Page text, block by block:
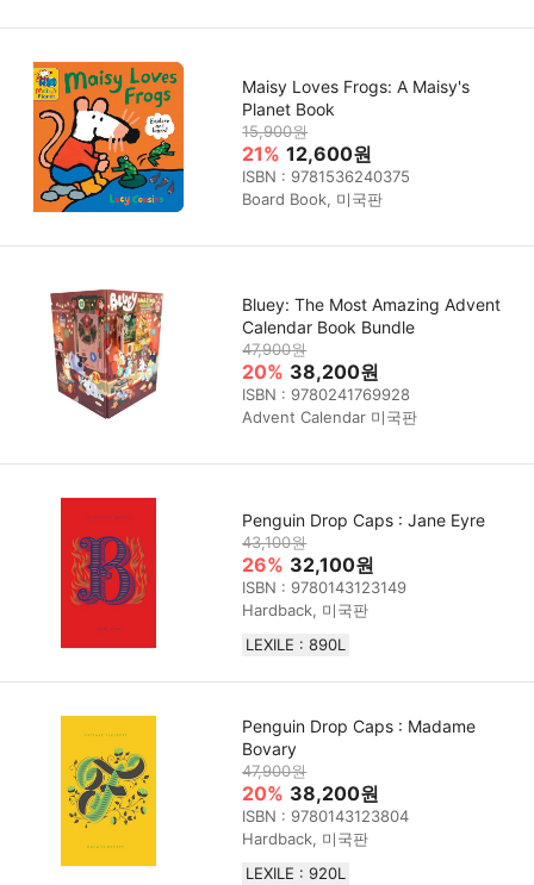
Maisy Loves Frogs: A Maisy's
Planet Book
15,900원
21% 12,600원
ISBN : 9781536240375
Board Book, 미국판
Bluey: The Most Amazing Advent
Calendar Book Bundle
47,900원
20% 38,200원
ISBN : 9780241769928
Advent Calendar 미국판
Penguin Drop Caps : Jane Eyre
43,100원
26% 32,100원
ISBN : 9780143123149
Hardback, 미국판
LEXILE : 890L
Penguin Drop Caps : Madame
Bovary
47,900원
20% 38,200원
ISBN : 9780143123804
Hardback, 미국판
LEXILE : 920L